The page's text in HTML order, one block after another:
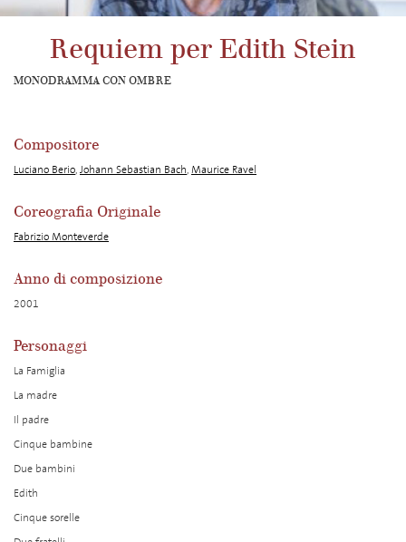
Requiem per Edith Stein
MONODRAMMA CON OMBRE
Compositore
Luciano Berio,Johann Sebastian Bach,Maurice Ravel
Coreografia Originale
Fabrizio Monteverde
Anno di composizione
2001
Personaggi
La Famiglia
La madre
Il padre
Cinque bambine
Due bambini
Edith
Cinque sorelle